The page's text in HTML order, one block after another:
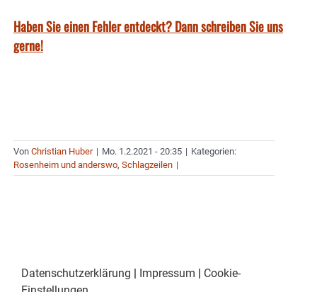
Haben Sie einen Fehler entdeckt? Dann schreiben Sie uns
gerne!
Von Christian Huber | Mo. 1.2.2021 - 20:35 | Kategorien:
Rosenheim und anderswo, Schlagzeilen |
Datenschutzerklärung Impressum
Cookie-